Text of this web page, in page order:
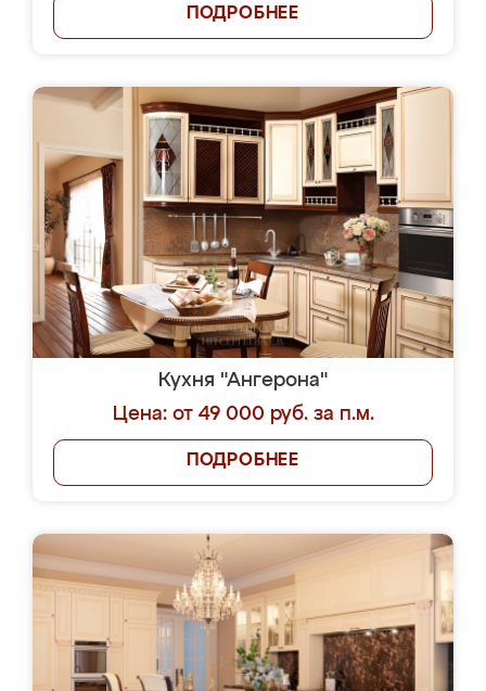
ПОДРОБНЕЕ
Кухня "Ангерона"
Цена: от 49 000 руб. за п.м.
ПОДРОБНЕЕ